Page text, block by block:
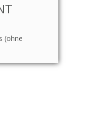
(ohne